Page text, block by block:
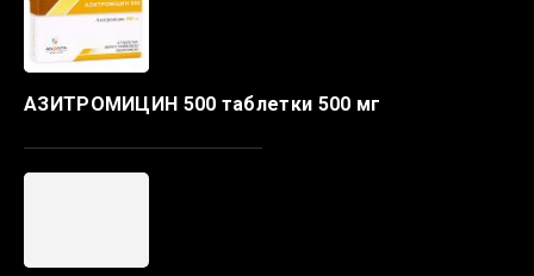
АЗИТРОМИЦИН 500 таблетки 500 мг